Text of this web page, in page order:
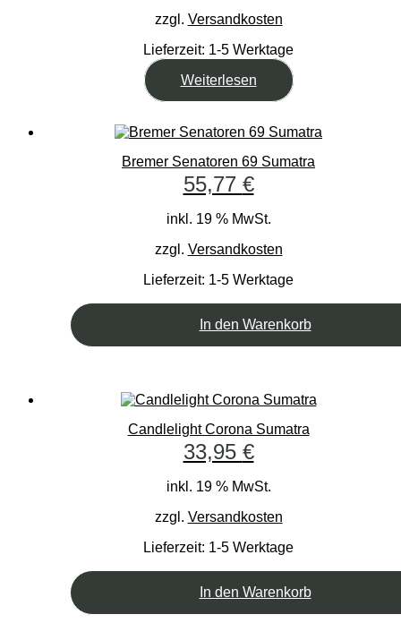
zzgl. Versandkosten
Lieferzeit: 1-5 Werktage
Weiterlesen
Bremer Senatoren 69 Sumatra
55,77 €
inkl. 19 % MwSt.
zzgl. Versandkosten
Lieferzeit: 1-5 Werktage
In den Warenkorb
Candlelight Corona Sumatra
33,95 €
inkl. 19 % MwSt.
zzgl. Versandkosten
Lieferzeit: 1-5 Werktage
In den Warenkorb